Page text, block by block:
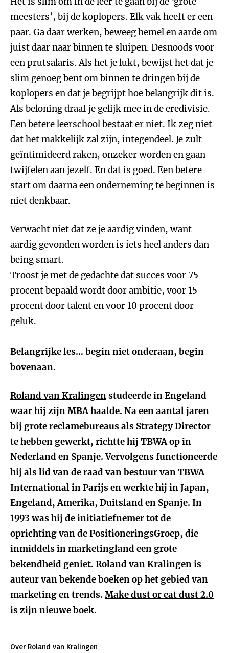
meesters’, bij de koplopers. Elk vak heeft er een
paar. Ga daar werken, beweeg hemel en aarde om
juist daar naar binnen te sluipen. Desnoods voor
een prutsalaris. Als het je lukt, bewijst het dat je
slim genoeg bent om binnen te dringen bij de
koplopers en dat je begrijpt hoe belangrijk dit is.
Als beloning draaf je gelijk mee in de eredivisie.
Een betere leerschool bestaat er niet. Ik zeg niet
dat het makkelijk zal zijn, integendeel. Je zult
geïntimideerd raken, onzeker worden en gaan
twijfelen aan jezelf. En dat is goed. Een betere
start om daarna een onderneming te beginnen is
niet denkbaar.
Verwacht niet dat ze je aardig vinden, want
aardig gevonden worden is iets heel anders dan
being smart.
Troost je met de gedachte dat succes voor 75
procent bepaald wordt door ambitie, voor 15
procent door talent en voor 10 procent door
geluk.
Belangrijke les… begin niet onderaan, begin
bovenaan.
Roland van Kralingenstudeerde in Engeland
waar hij zijn MBA haalde. Na een aantal jaren
bij grote reclamebureaus als Strategy Director
te hebben gewerkt, richtte hij TBWA op in
Nederland en Spanje. Vervolgens functioneerde
hij als lid van de raad van bestuur van TBWA
International in Parijs en werkte hij in Japan,
Engeland, Amerika, Duitsland en Spanje. In
1993 was hij de initiatiefnemer tot de
oprichting van de PositioneringsGroep, die
inmiddels in marketingland een grote
bekendheid geniet. Roland van Kralingen is
auteur van bekende boeken op het gebied van
marketing en trends. Make dust or eat dust 2.0
is zijn nieuwe boek.
Over Roland van Kralingen